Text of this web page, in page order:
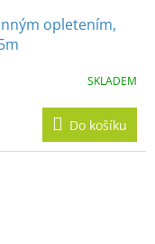
opletením,
SKLADEM
Do košíku